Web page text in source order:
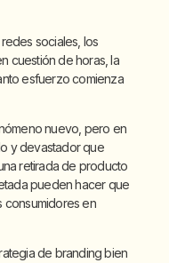
sociales, los
cuestión de horas, la
esfuerzo comienza
nuevo, pero en
y devastador que
retirada de producto
pueden hacer que
consumidores en
de branding bien